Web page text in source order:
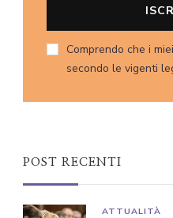
Comprendo che i
secondo le vigenti
POST RECENTI
ATTUALITÀ